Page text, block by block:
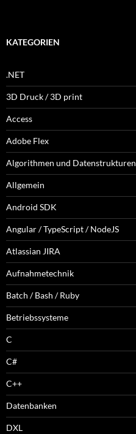
KATEGORIEN
.NET
3D Druck / 3D print
Access
Adobe Flex
Algorithmen und Datenstrukturen
Allgemein
Android SDK
Angular / TypeScript / NodeJS
Atlassian JIRA
Aufnahmetechnik
Batch / Bash / Ruby
Betriebssysteme
C
C#
C++
Datenbanken
DXL